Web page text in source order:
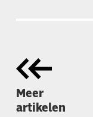
Meer
artikelen